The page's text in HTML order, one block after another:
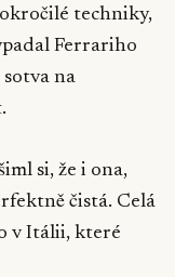
techniky,
Ferrariho
na
si, že i ona,
čistá. Celá
v Itálii, které